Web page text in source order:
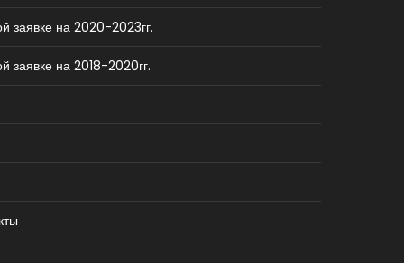
заявке на 2020-2023гг.
заявке на 2018-2020гг.